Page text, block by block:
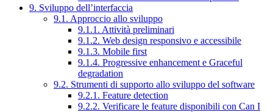
9. Sviluppo dell’interfaccia
9.1. Approccio allo sviluppo
9.1.1. Attività preliminari
9.1.2. Web design responsivo e accessibile
9.1.3. Mobile first
9.1.4. Progressive enhancement e Graceful
degradation
9.2. Strumenti di supporto allo sviluppo del software
9.2.1. Feature detection
9.2.2. Verificare le feature disponibili con Can I